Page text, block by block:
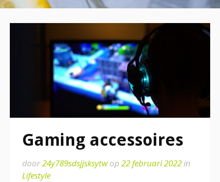
Gaming accessoires
door24y789sdsjjsksytwop 22 februari 2022in
Lifestyle